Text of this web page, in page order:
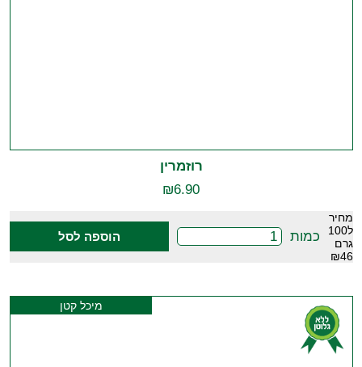
רוזמרין
₪6.90
מחיר
ל100
גרם
₪46
כמות הוספה לסל
מיכל קטן